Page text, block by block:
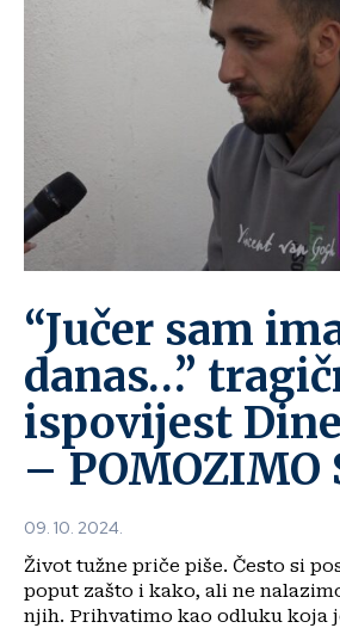
“Jučer sam
danas…”
ispovijest
– POMOZIMO
09. 10. 2024.
Život tužne priče piše. Često si
poput zašto i kako, ali ne
njih. Prihvatimo kao odluku koja